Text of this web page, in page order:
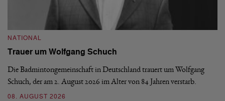
NATIONAL
Trauer um Wolfgang Schuch
Die Badmintongemeinschaft in Deutschland trauert um Wolfgang
Schuch, der am 2. August 2026 im Alter von 84 Jahren verstarb.
08. AUGUST 2026